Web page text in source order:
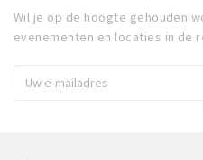
Wil je op de hoogte gehouden
evenementen en locaties in de